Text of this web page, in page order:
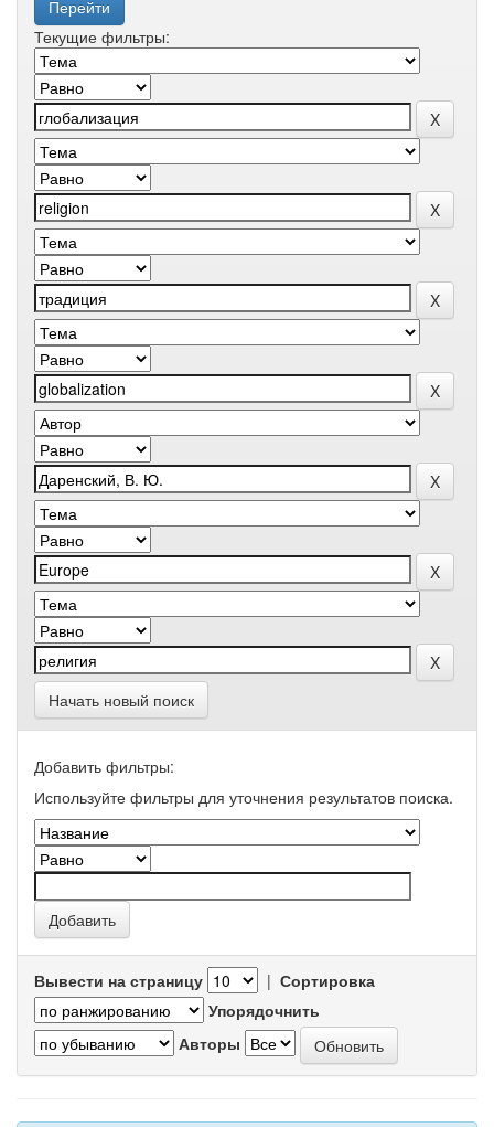
Текущие фильтры:
Начать новый поиск
Добавить фильтры:
Используйте фильтры для уточнения результатов поиска.
Вывести на страницу | Сортировка
Упорядочнить
Авторы